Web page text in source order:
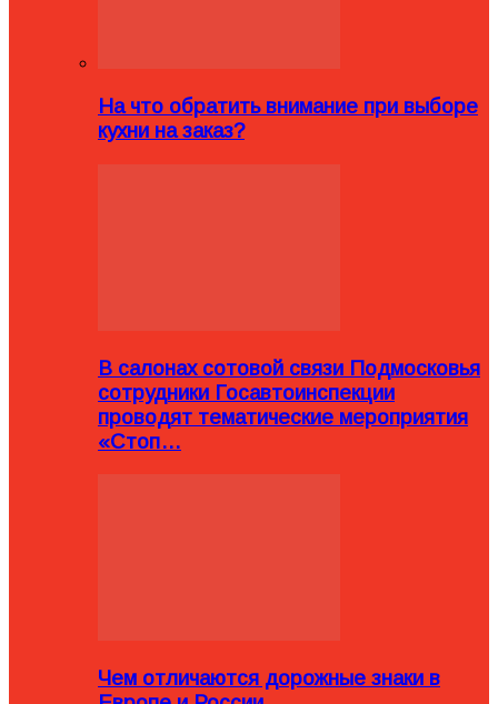
На что обратить внимание при выборе
кухни на заказ?
В салонах сотовой связи Подмосковья
сотрудники Госавтоинспекции
проводят тематические мероприятия
«Стоп…
Чем отличаются дорожные знаки в